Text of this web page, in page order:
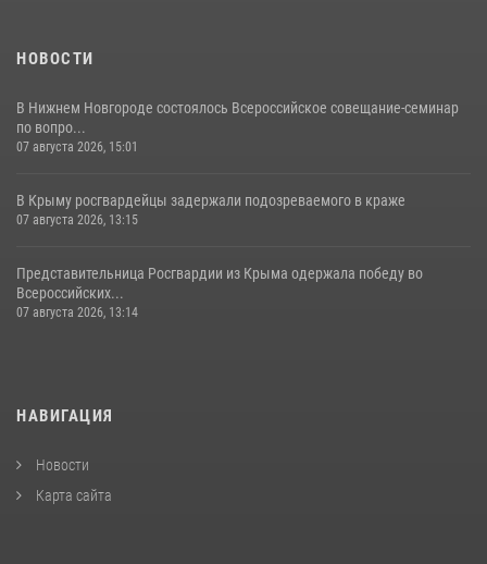
НОВОСТИ
В Нижнем Новгороде состоялось Всероссийское совещание-семинар
по вопро...
07 августа 2026, 15:01
В Крыму росгвардейцы задержали подозреваемого в краже
07 августа 2026, 13:15
Представительница Росгвардии из Крыма одержала победу во
Всероссийских...
07 августа 2026, 13:14
НАВИГАЦИЯ
Новости
Карта сайта